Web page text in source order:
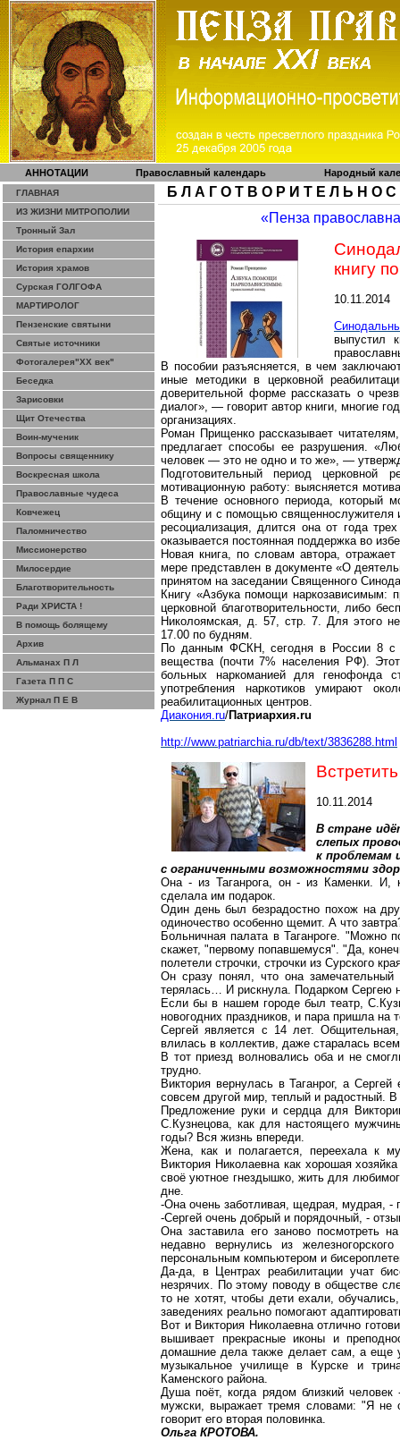
АННОТАЦИИ Православный календарь Народный
ГЛАВНАЯ
ИЗ ЖИЗНИ МИТРОПОЛИИ
Тронный Зал
История епархии
История храмов
Сурская ГОЛГОФА
МАРТИРОЛОГ
Пензенские святыни
Святые источники
Фотогалерея"ХХ век"
Беседка
Зарисовки
Щит Отечества
Воин-мученик
Вопросы священнику
Воскресная школа
Православные чудеса
Ковчежец
Паломничество
Миссионерство
Милосердие
Благотворительность
Ради ХРИСТА !
В помощь болящему
Архив
Альманах П Л
Газета П П С
Журнал П Е В
Б Л А Г О Т В О Р И Т Е Л Ь Н О С
«Пенза
книгу
10.11.2014
выпустил
В пособии разъясняется, в чем
иные методики в церковной
доверительной форме рассказать о
диалог», ― говорит автор книги, многие
организациях.
Роман Прищенкорассказывает
предлагает способы ее разрушения.
человек ― это не одно и то же», ―
Подготовительный период
мотивационную работу: выясняется
В течение основного периода, который
общину и с помощью священнослужителя
ресоциализация, длится она от года
оказывается постоянная поддержка во
Новая книга, по словам автора,
мере представлен в документе «О
принятом на заседании Священного
Книгу «Азбука помощи наркозависимым:
церковной благотворительности, либо
Николоямская, д. 57, стр. 7. Для этого
17.00 по будням.
По данным ФСКН, сегодня в России 8 с
вещества (почти 7% населения РФ).
больных наркоманией для генофонда
употребления наркотиков умирают
реабилитационных центров.
Диакония.ru/Патриархия.ru
http://www.patriarchia.ru/db/text/3836288.html
10.11.2014
В стране
слепых
к проблемам
с ограниченными возможностями
Она - из Таганрога, он - из Каменки. И,
сделала им подарок.
Один день был безрадостно похож на
одиночество особенно щемит. А что
Больничная палата в Таганроге. "Можно
скажет, "первому попавшемуся". "Да,
полетели строчки, строчки из Сурского
Он сразу понял, что она
терялась… И рискнула. Подарком Сергею
Если бы в нашем городе был театр,
новогодних праздников, и пара пришла на
Сергей является с 14 лет.
влилась в коллектив, даже старалась
В тот приезд волновались оба и не
трудно.
Виктория вернулась в Таганрог, а
совсем другой мир, теплый и радостный.
Предложение руки и сердца для
С.Кузнецова, как для настоящего
годы? Вся жизнь впереди.
Жена, как и полагается, переехала к
Виктория Николаевна как хорошая
своё уютное гнездышко, жить для
дне.
-Она очень заботливая, щедрая, мудрая, -
-Сергей очень добрый и порядочный, -
Она заставила его заново посмотреть
недавно вернулись из железногорского
персональным компьютером и
Да-да, в Центрах реабилитации учат
незрячих. По этому поводу в обществе
то не хотят, чтобы дети ехали,
заведениях реально помогают
Вот и Виктория Николаевна отлично
вышивает прекрасные иконы и
домашние дела также делает сам, а еще
музыкальное училище в Курске и
Каменского района.
Душа поёт, когда рядом близкий
мужски, выражает тремя словами: "Я не
говорит его вторая половинка.
Ольга КРОТОВА.